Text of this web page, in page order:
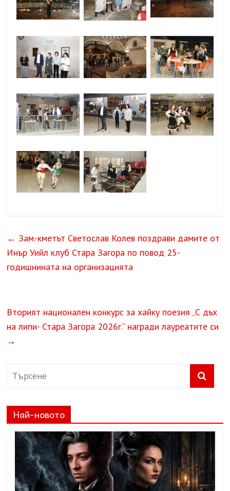
← Зам.-кметът Светослав Колев поздрави дамите от
Инър Уийл клуб Стара Загора по повод 25-
годишнината на организацията
Вторият национален конкурс за хайку поезия „С дъх
на липи- Стара Загора 2026г.“ награди лауреатите си
→
Най-новото